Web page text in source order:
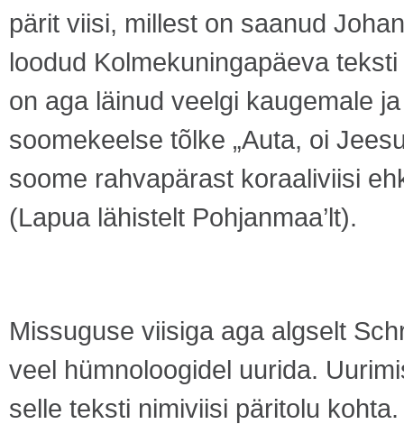
pärit viisi, millest on saanud
loodud Kolmekuningapäeva
on aga läinud veelgi kaugemale
soomekeelse tõlke „Auta, oi
soome rahvapärast koraaliviisi
(Lapua lähistelt Pohjanmaa’lt).
Missuguse viisiga aga algselt
veel hümnoloogidel uurida.
selle teksti nimiviisi päritolu